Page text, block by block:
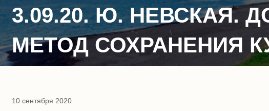
3.09.20. Ю. НЕВСКАЯ.
МЕТОД СОХРАНЕНИЯ
10 сентября 2020